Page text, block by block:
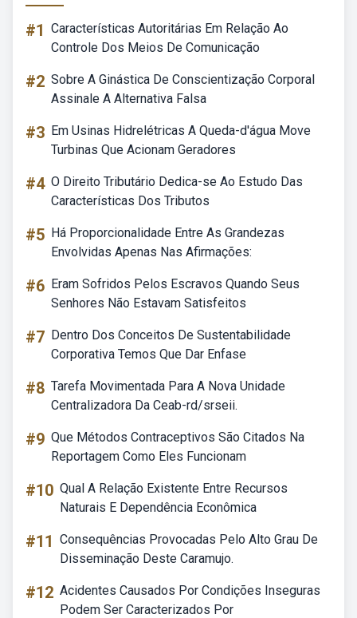
#1 Características Autoritárias Em Relação Ao
Controle Dos Meios De Comunicação
#2 Sobre A Ginástica De Conscientização Corporal
Assinale A Alternativa Falsa
#3 Em Usinas Hidrelétricas A Queda-d'água Move
Turbinas Que Acionam Geradores
#4 O Direito Tributário Dedica-se Ao Estudo Das
Características Dos Tributos
#5 Há Proporcionalidade Entre As Grandezas
Envolvidas Apenas Nas Afirmações:
#6 Eram Sofridos Pelos Escravos Quando Seus
Senhores Não Estavam Satisfeitos
#7 Dentro Dos Conceitos De Sustentabilidade
Corporativa Temos Que Dar Enfase
#8 Tarefa Movimentada Para A Nova Unidade
Centralizadora Da Ceab-rd/srseii.
#9 Que Métodos Contraceptivos São Citados Na
Reportagem Como Eles Funcionam
#10 Qual A Relação Existente Entre Recursos
Naturais E Dependência Econômica
#11 Consequências Provocadas Pelo Alto Grau De
Disseminação Deste Caramujo.
#12 Acidentes Causados Por Condições Inseguras
Podem Ser Caracterizados Por